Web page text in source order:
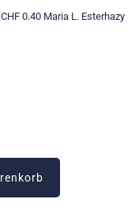
0.40 Maria L. Esterhazy